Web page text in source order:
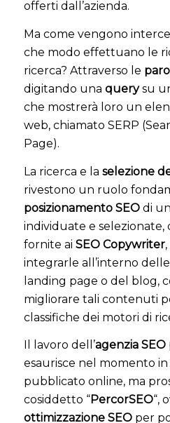
offerti dall’azienda.
Ma come vengono
che modo effettuano le
ricerca? Attraverso le
digitando una querysu
che mostrerà loro un
web, chiamato SERP
Page).
La ricerca e la selezione
rivestono un ruolo
posizionamento SEOdi un
individuate e
fornite ai SEO Copywriter
integrarle all’interno
landing page o del blog,
migliorare tali contenuti
classifiche dei motori di
Il lavoro dell’agenzia SEO
esaurisce nel momento in
pubblicato online, ma
cosiddetto “PercorSEO“,
ottimizzazione SEOper